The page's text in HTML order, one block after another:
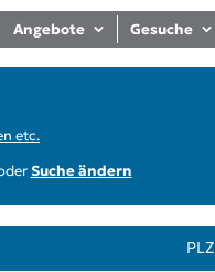
Angebote Gesuche
etc.
Suche ändern
PLZ